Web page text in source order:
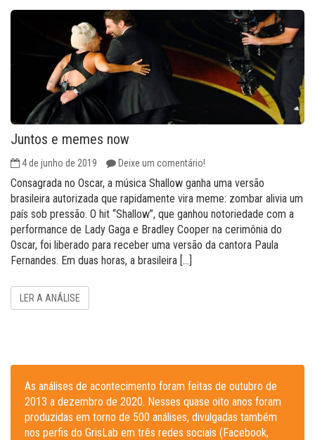
Juntos e memes now
4 de junho de 2019 Deixe um comentário!
Consagrada no Oscar, a música Shallow ganha uma versão
brasileira autorizada que rapidamente vira meme: zombar alivia um
país sob pressão. O hit “Shallow”, que ganhou notoriedade com a
performance de Lady Gaga e Bradley Cooper na cerimônia do
Oscar, foi liberado para receber uma versão da cantora Paula
Fernandes. Em duas horas, a brasileira […]
LER A ANÁLISE
As análises de acontecimento foram feitas de outubro de
2013 a dezembro de 2020. Nesses quase oito anos foram
produzidas em torno de 500 análises, divulgadas também
nos perfis do GrisLab em três redes sociais (Facebook,